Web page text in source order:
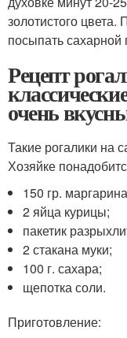
золотистого
посыпать сахарной
Рецепт
очень
Такие рогалики на
Хозяйке
150 гр.
2 яйца курицы;
пакетик
2 стакана муки;
100 г. сахара;
щепотка соли.
Приготовление: